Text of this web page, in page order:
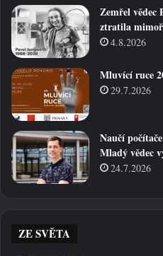
Zemřel vědec
ztratila
4.8.2026
Mluvící ruce
29.7.2026
Naučí
Mladý vědec
24.7.2026
ZE SVĚTA